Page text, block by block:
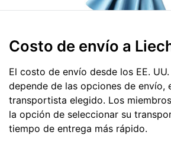
Costo de envío a
El costo de envío desde los EE.
depende de las opciones de envío,
transportista elegido. Los
la opción de seleccionar su
tiempo de entrega más rápido.